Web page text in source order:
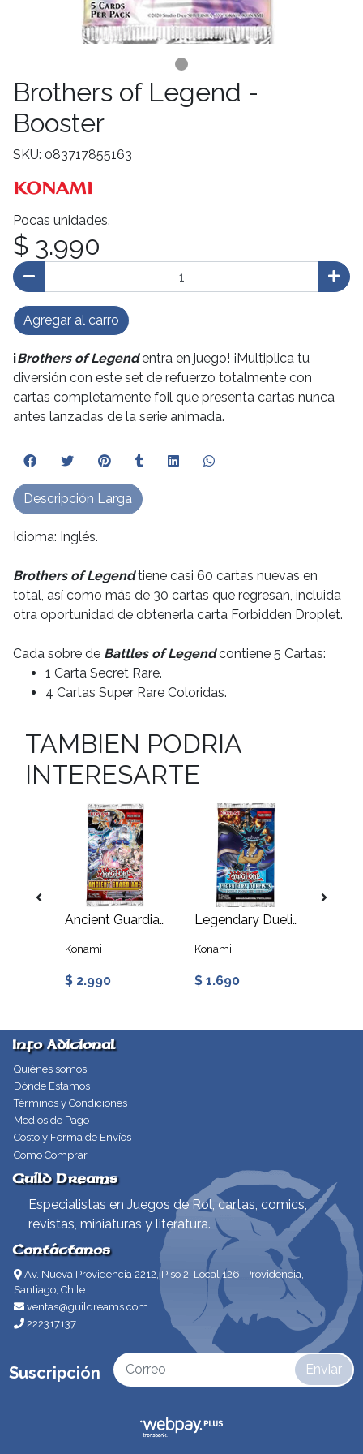
Brothers of Legend -
Booster
SKU: 083717855163
Pocas unidades.
$ 3.990
Agregar al carro
¡Brothers of Legend entra en juego! ¡Multiplica tu
diversión con este set de refuerzo totalmente con
cartas completamente foil que presenta cartas nunca
antes lanzadas de la serie animada.
Idioma: Inglés.
Brothers of Legendtiene casi 60 cartas nuevas en
total, así como más de 30 cartas que regresan, incluida
otra oportunidad de obtenerla carta Forbidden Droplet.
Cada sobre de Battles of Legendcontiene 5 Cartas:
1 Carta Secret Rare.
4 Cartas Super Rare Coloridas.
Descripción Larga
TAMBIEN PODRIA
INTERESARTE
Ancient Guardians - Booster
Konami
$ 2.990
Legendary Duelists: Duels From the Deep - Booster
Konami
$ 1.690
Info Adicional
Quiénes somos
Dónde Estamos
Términos y Condiciones
Medios de Pago
Costo y Forma de Envíos
Como Comprar
Guild Dreams
Especialistas en Juegos de Rol, cartas, comics,
revistas, miniaturas y literatura.
Contáctanos
Av. Nueva Providencia 2212, Piso 2, Local 126. Providencia,
Santiago, Chile.
ventas@guildreams.com
222317137
Suscripción Enviar